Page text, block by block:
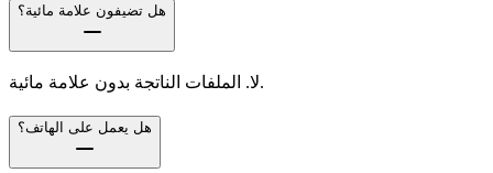
هل تضيفون علامة مائية؟
لا. الملفات الناتجة بدون علامة مائية.
هل يعمل على الهاتف؟